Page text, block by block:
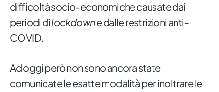
difficoltà socio-economiche causate dai
periodi dilockdowne dalle restrizioni anti-
COVID.
Ad oggi però non sono ancora state
comunicate le esatte modalità per inoltrare le